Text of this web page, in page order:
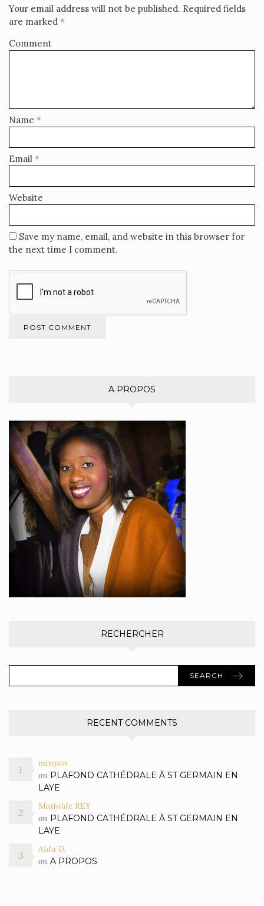
Your email address will not be published. Required fields
are marked *
Comment
Name *
Email *
Website
Save my name, email, and website in this browser for
the next time I comment.
A PROPOS
RECHERCHER
SEARCH
RECENT COMMENTS
minyan
on PLAFOND CATHÉDRALE À ST GERMAIN EN
LAYE
Mathilde REY
on PLAFOND CATHÉDRALE À ST GERMAIN EN
LAYE
Aïda D.
on A PROPOS